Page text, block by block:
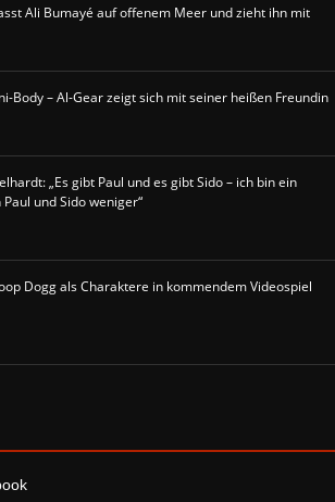
Ali Bumayé auf offenem Meer und zieht ihn mit
Body – Al-Gear zeigt sich mit seiner heißen Freundin
„Es gibt Paul und es gibt Sido – ich bin ein
und Sido weniger“
Dogg als Charaktere in kommendem Videospiel